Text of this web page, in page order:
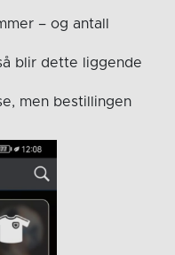
– og antall
blir dette liggende
men bestillingen